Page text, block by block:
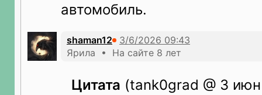
автомобиль.
shaman12
Ярила • На сайте 8 лет
Цитата (tank0grad @ 3